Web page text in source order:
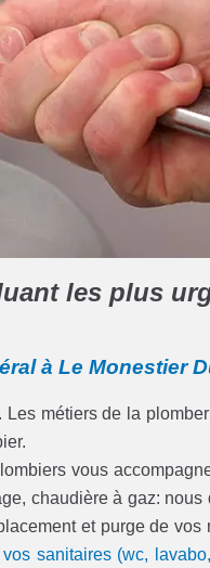
les plus
à Le Monestier
. Les métiers de la
vous
chaudière à gaz:
et purge de vos
sanitaires (wc,